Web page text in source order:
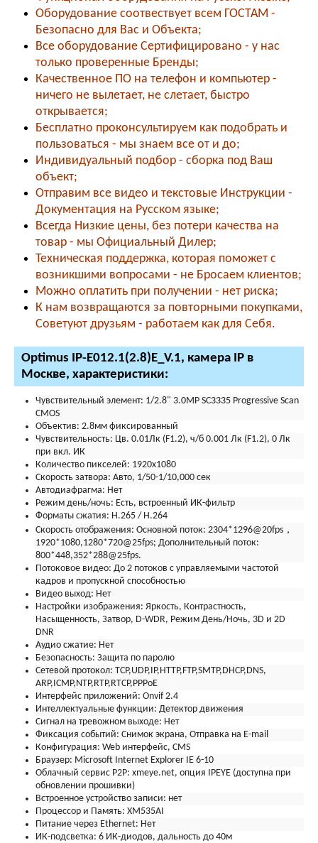
Оборудование соотвествует всем ГОСТАМ -
Безопасно для Вас и Объекта;
Все оборудование Сертифицировано - у нас
только проверенные Бренды;
Качественное ПО на телефон и компьютер -
ничего не вылетает, не слетает, быстро
открывается;
Бесплатно проконсультируем как подобрать и
пользоваться - мы знаем все от и до;
Индивидуальный подбор - сборка под Ваш
объект;
Отправим все видео и текстовые Инструкции -
Документация на Русском языке;
Всегда Низкие цены, без потери качества на
товар - мы Официальный Дилер;
Техническая поддержка, которая поможет с
возникшими вопросами - не Бросаем клиентов;
Можно оплатить при получении - нет риска;
К нам возвращаются за повторными покупками,
Советуют друзьям - работаем как для Себя.
Optimus IP-E012.1(2.8)E_V.1, камера IP в
Москве, характеристики:
Чувствительный элемент: 1/2.8" 3.0MP SC3335 Progressive Scan
CMOS
Объектив: 2.8мм фиксированный
Чувствительность: Цв. 0.01Лк (F1.2), ч/б 0.001 Лк (F1.2), 0 Лк
при вкл. ИК
Количество пикселей: 1920x1080
Скорость затвора: Авто, 1/50-1/10,000 сек
Автодиафрагма: Нет
Режим день/ночь: Есть, встроенный ИК-фильтр
Форматы сжатия: H.265 / H.264
Скорость отображения: Основной поток: 2304*1296@20fps，
1920*1080,1280*720@25fps; Дополнительный поток:
800*448,352*288@25fps.
Потоковое видео: До 2 потоков с управляемыми частотой
кадров и пропускной способностью
Видео выход: Нет
Настройки изображения: Яркость, Контрастность,
Насыщенность, Затвор, D-WDR, Режим День/Ночь, 3D и 2D
DNR
Аудио сжатие: Нет
Безопасность: Защита по паролю
Сетевой протокол: TCP,UDP,IP,HTTP,FTP,SMTP,DHCP,DNS,
ARP,ICMP,NTP,RTP,RTCP,PPPoE
Интерфейс приложений: Onvif 2.4
Интеллектуальные функции: Детектор движения
Сигнал на тревожном выходе: Нет
Фиксация событий: Снимок экрана, Отправка на E-mail
Конфигурация: Web интерфейс, CMS
Браузер: Microsoft Internet Explorer IE 6-10
Облачный сервис P2P: xmeye.net, опция IPEYE (доступна при
обновлении прошивки)
Встроенное устройство записи: нет
Процессор и Память: XM535AI
Питание через Ethernet: Нет
ИК-подсветка: 6 ИК-диодов, дальность до 40м